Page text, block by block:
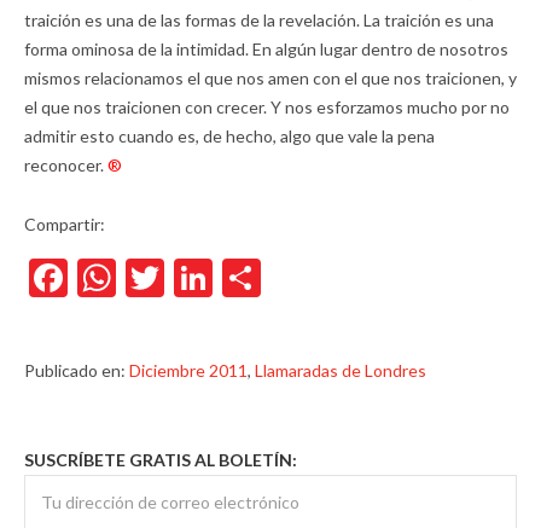
traición es una de las formas de la revelación. La traición es una
forma ominosa de la intimidad. En algún lugar dentro de nosotros
mismos relacionamos el que nos amen con el que nos traicionen, y
el que nos traicionen con crecer. Y nos esforzamos mucho por no
admitir esto cuando es, de hecho, algo que vale la pena
reconocer.®
Compartir:
Facebook
WhatsApp
TwitterLinkedIn
Publicado en: Diciembre 2011, Llamaradas de Londres
SUSCRÍBETE GRATIS AL BOLETÍN: